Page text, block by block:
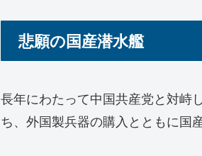
悲願の国産潜水艦
長年にわたって中国共産党と対峙
ち、外国製兵器の購入とともに国